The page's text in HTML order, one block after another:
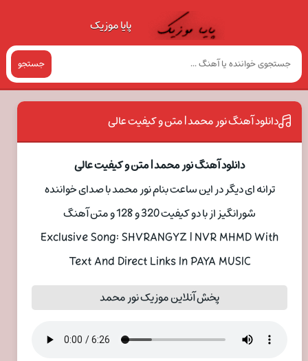
پایا موزیک
جستجو
دانلود آهنگ نور محمد | متن و کیفیت عالی
دانلود آهنگ نور محمد | متن و کیفیت عالی
ترانه ای دیگر در این ساعت بنام نور محمد با صدای خواننده
شورانگیز از با دو کیفیت 320 و 128 و متن آهنگ
Exclusive Song: SHVRANGYZ | NVR MHMD With
Text And Direct Links In PAYA MUSIC
پخش آنلاین موزیک نور محمد